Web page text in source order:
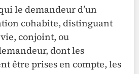
le demandeur d’un
cohabite, distinguant
conjoint, ou
dont les
être prises en compte, les